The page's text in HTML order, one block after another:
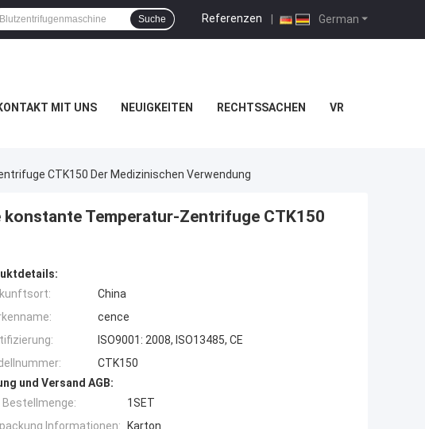
German
Referenzen |
Suche
MIT UNS NEUIGKEITEN RECHTSSACHEN VR
CTK150 Der Medizinischen Verwendung
Temperatur-Zentrifuge CTK150
China
cence
ISO9001: 2008, ISO13485, CE
CTK150
und Versand AGB:
Bestellmenge:
1SET
Informationen:
Karton